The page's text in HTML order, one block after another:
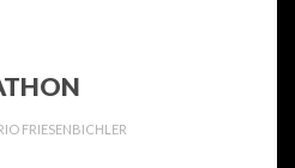
FRIESENBICHLER